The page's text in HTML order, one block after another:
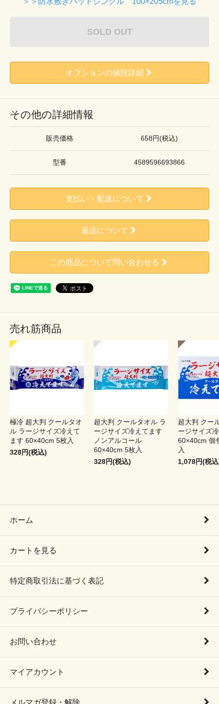
SOLD OUT
オプションの値段詳細
その他の詳細情報
販売価格 658円(税込)
型番 4589596693866
支払い・配送について
返品について
この商品について問い合わせる
売れ筋商品
極冷 超大判 クールタオ
ル ラージサイズ冷えて
ます 60×40cm 5枚入
328円(税込)
超大判 クールタオル ラ
ージサイズ冷えてます
ノンアルコール
60×40cm 5枚入
328円(税込)
超大判 クー
ージサイズ
60×40cm 個
入
1,078円(税
ホーム
カートを見る
特定商取引法に基づく表記
プライバシーポリシー
お問い合わせ
マイアカウント